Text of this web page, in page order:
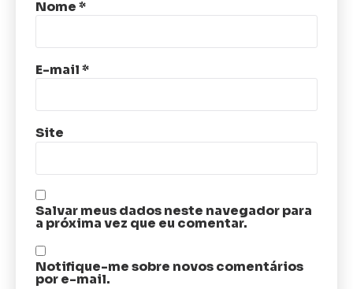
Nome*
E-mail*
Site
Salvar meus dados neste navegador para
a próxima vez que eu comentar.
Notifique-me sobre novos comentários
por e-mail.